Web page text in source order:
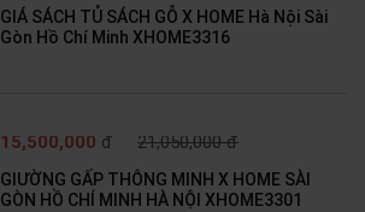
GIÁ SÁCH TỦ SÁCH GỖ X HOME Hà Nội Sài
Gòn Hồ Chí Minh XHOME3316
15,500,000 đ 21,050,000 đ
GIƯỜNG GẤP THÔNG MINH X HOME SÀI
GÒN HỒ CHÍ MINH HÀ NỘI XHOME3301